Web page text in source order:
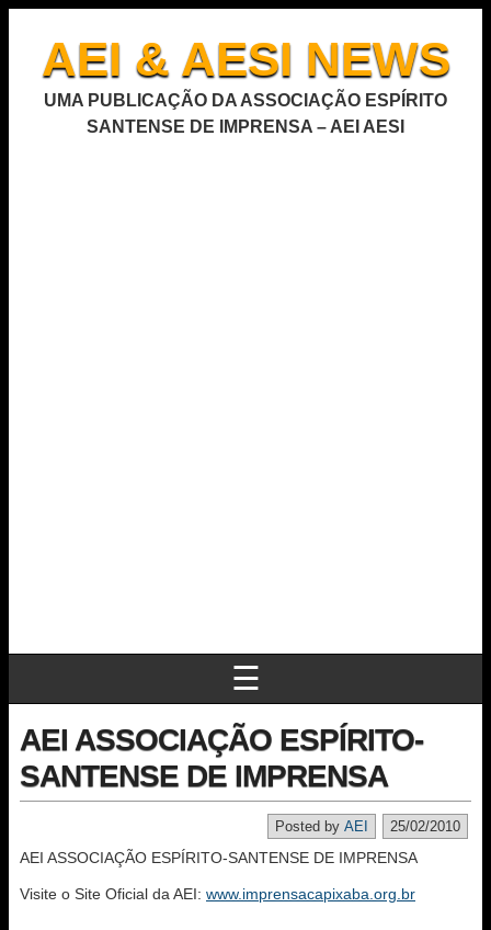
AEI & AESI NEWS
UMA PUBLICAÇÃO DA ASSOCIAÇÃO ESPÍRITO
SANTENSE DE IMPRENSA – AEI AESI
☰
AEI ASSOCIAÇÃO ESPÍRITO-
SANTENSE DE IMPRENSA
25/02/2010
Posted by AEI
AEI ASSOCIAÇÃO ESPÍRITO-SANTENSE DE IMPRENSA
Visite o Site Oficial da AEI: www.imprensacapixaba.org.br